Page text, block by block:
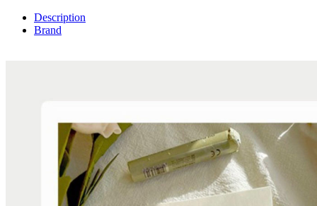
Description
Brand